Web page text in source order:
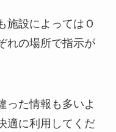
施設によってはＯ
れの場所で指示が
った情報も多いよ
適に利用してくだ